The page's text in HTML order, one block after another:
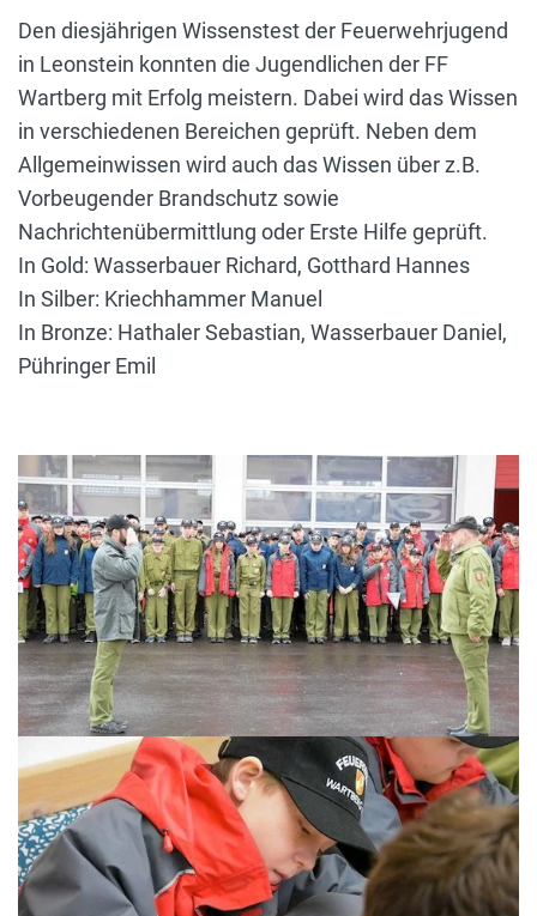
Den diesjährigen Wissenstest der Feuerwehrjugend
in Leonstein konnten die Jugendlichen der FF
Wartberg mit Erfolg meistern. Dabei wird das Wissen
in verschiedenen Bereichen geprüft. Neben dem
Allgemeinwissen wird auch das Wissen über z.B.
Vorbeugender Brandschutz sowie
Nachrichtenübermittlung oder Erste Hilfe geprüft.
In Gold: Wasserbauer Richard, Gotthard Hannes
In Silber: Kriechhammer Manuel
In Bronze: Hathaler Sebastian, Wasserbauer Daniel,
Pühringer Emil